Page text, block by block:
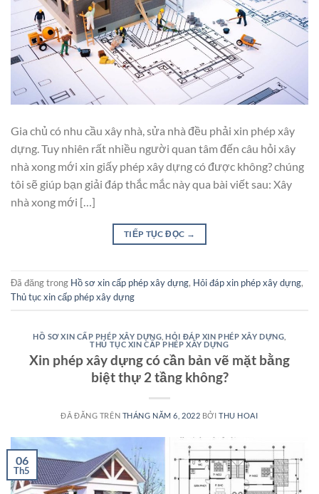
Gia chủ có nhu cầu xây nhà, sửa nhà đều phải xin phép xây
dựng. Tuy nhiên rất nhiều người quan tâm đến câu hỏi xây
nhà xong mới xin giấy phép xây dựng có được không? chúng
tôi sẽ giúp bạn giải đáp thắc mắc này qua bài viết sau: Xây
nhà xong mới […]
TIẾP TỤC ĐỌC →
Đã đăng trong Hồ sơ xin cấp phép xây dựng, Hỏi đáp xin phép xây dựng,
Thủ tục xin cấp phép xây dựng
HỒ SƠ XIN CẤP PHÉP XÂY DỰNG ,HỎI ĐÁP XIN PHÉP XÂY DỰNG
THỦ TỤC XIN CẤP PHÉP XÂY DỰNG
Xin phép xây dựng có cần bản vẽ mặt bằng
biệt thự 2 tầng không?
ĐÃ ĐĂNG TRÊN THÁNG NĂM 6, 2022 BỞITHU HOAI
06
Th5